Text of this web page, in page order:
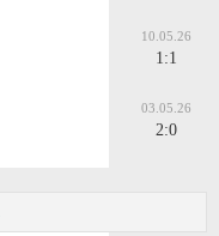
10.05.26
1:1
03.05.26
2:0